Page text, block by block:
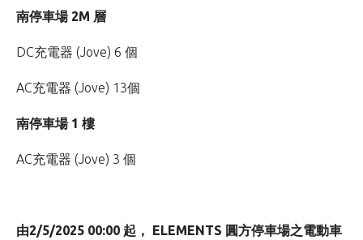
南停車場 2M 層
DC充電器 (Jove) 6 個
AC充電器 (Jove) 13個
南停車場 1 樓
AC充電器 (Jove) 3 個
由2/5/2025 00:00 起， ELEMENTS 圓方停車場之電動車